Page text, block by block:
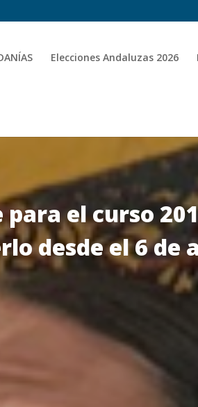
Elecciones Andaluzas 2026
el curso
desde el 6 de